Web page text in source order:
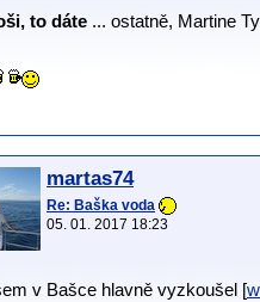
to dáte ... ostatně, Martine
martas74
Re: Baška voda
05. 01. 2017 18:23
v Bašce hlavně vyzkoušel [